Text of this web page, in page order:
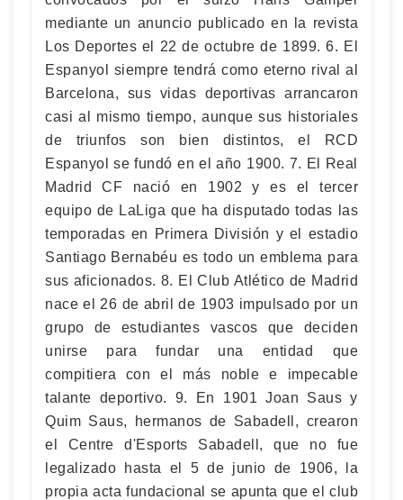
mediante un anuncio publicado en la revista
Los Deportes el 22 de octubre de 1899. 6. El
Espanyol siempre tendrá como eterno rival al
Barcelona, sus vidas deportivas arrancaron
casi al mismo tiempo, aunque sus historiales
de triunfos son bien distintos, el RCD
Espanyol se fundó en el año 1900. 7. El Real
Madrid CF nació en 1902 y es el tercer
equipo de LaLiga que ha disputado todas las
temporadas en Primera División y el estadio
Santiago Bernabéu es todo un emblema para
sus aficionados. 8. El Club Atlético de Madrid
nace el 26 de abril de 1903 impulsado por un
grupo de estudiantes vascos que deciden
unirse para fundar una entidad que
compitiera con el más noble e impecable
talante deportivo. 9. En 1901 Joan Saus y
Quim Saus, hermanos de Sabadell, crearon
el Centre d'Esports Sabadell, que no fue
legalizado hasta el 5 de junio de 1906, la
propia acta fundacional se apunta que el club